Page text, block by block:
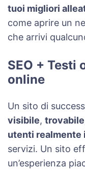
tuoi migliori
come aprire un
che arrivi
SEO + Testi
online
Un sito di
visibile, trovabile
utenti realmente
servizi. Un sito
un’esperienza